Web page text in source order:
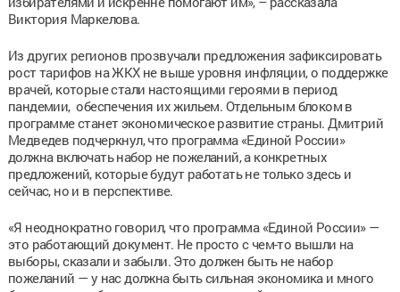
Виктория Маркелова.
Из других регионов прозвучали предложения зафиксировать
рост тарифов на ЖКХ не выше уровня инфляции, о поддержке
врачей, которые стали настоящими героями в период
пандемии, обеспечения их жильем. Отдельным блоком в
программе станет экономическое развитие страны. Дмитрий
Медведев подчеркнул, что программа «Единой России»
должна включать набор не пожеланий, а конкретных
предложений, которые будут работать не только здесь и
сейчас, но и в перспективе.
«Я неоднократно говорил, что программа «Единой России» —
это работающий документ. Не просто с чем-то вышли на
выборы, сказали и забыли. Это должен быть не набор
пожеланий — у нас должна быть сильная экономика и много